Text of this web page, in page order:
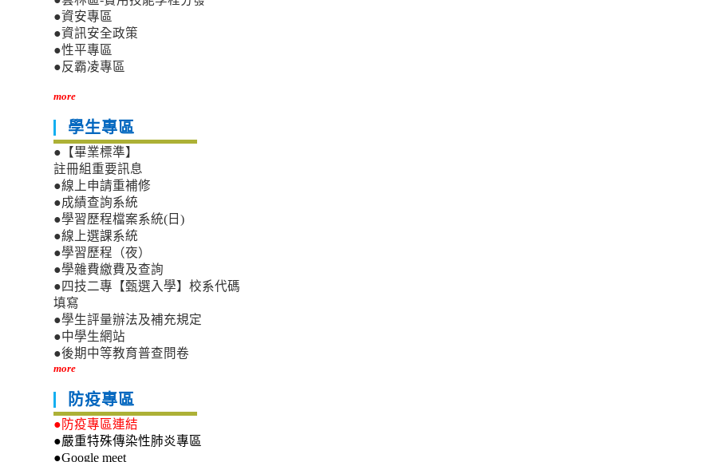
●資安專區
●資訊安全政策
●性平專區
●反霸凌專區
more
學生專區
●【畢業標準】
註冊組重要訊息
●線上申請重補修
●成績查詢系統
●學習歷程檔案系統(日)
●線上選課系統
●學習歷程（夜）
●學雜費繳費及查詢
●四技二專【甄選入學】校系代碼
填寫
●學生評量辦法及補充規定
●中學生網站
●後期中等教育普查問卷
more
防疫專區
●防疫專區連結
●嚴重特殊傳染性肺炎專區
●Google meet